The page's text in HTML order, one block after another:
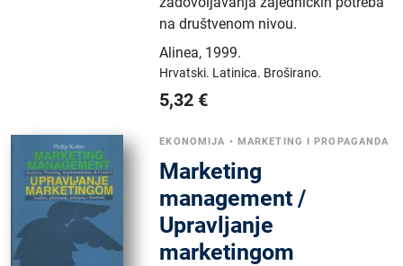
na društvenom nivou.
Alinea, 1999.
Hrvatski. Latinica. Broširano.
5,32 €
EKONOMIJA • MARKETING I PROPAGANDA
Marketing
management /
Upravljanje
marketingom